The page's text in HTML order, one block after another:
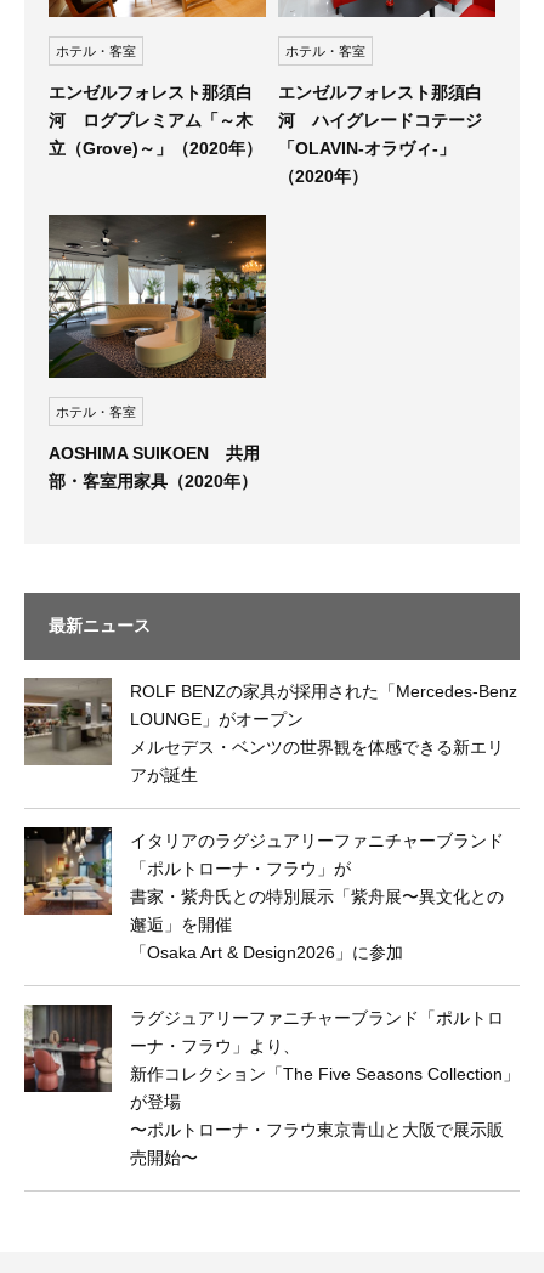
ホテル・客室
エンゼルフォレスト那須白
河 ログプレミアム「～木
立（Grove)～」（2020年）
ホテル・客室
エンゼルフォレスト那須白
河 ハイグレードコテージ
「OLAVIN-オラヴィ-」
（2020年）
ホテル・客室
AOSHIMA SUIKOEN 共用
部・客室用家具（2020年）
最新ニュース
ROLF BENZの家具が採用された「Mercedes-Benz
LOUNGE」がオープン
メルセデス・ベンツの世界観を体感できる新エリ
アが誕生
イタリアのラグジュアリーファニチャーブランド
「ポルトローナ・フラウ」が
書家・紫舟氏との特別展示「紫舟展〜異文化との
邂逅」を開催
「Osaka Art & Design2026」に参加
ラグジュアリーファニチャーブランド「ポルトロ
ーナ・フラウ」より、
新作コレクション「The Five Seasons Collection」
が登場
〜ポルトローナ・フラウ東京⻘山と大阪で展示販
売開始〜